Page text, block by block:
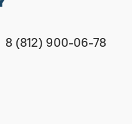
8 (812) 900-06-78